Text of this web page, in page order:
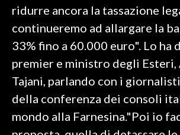
ALTRI SPORT
SPETTACOLI
GOSSIP
SALUTE
ridurre ancora la tassazione
continueremo ad allargare la
33% fino a 60.000 euro". Lo ha
premier e ministro degli
Tajani, parlando con i
della conferenza dei consoli
mondo alla Farnesina."Poi io